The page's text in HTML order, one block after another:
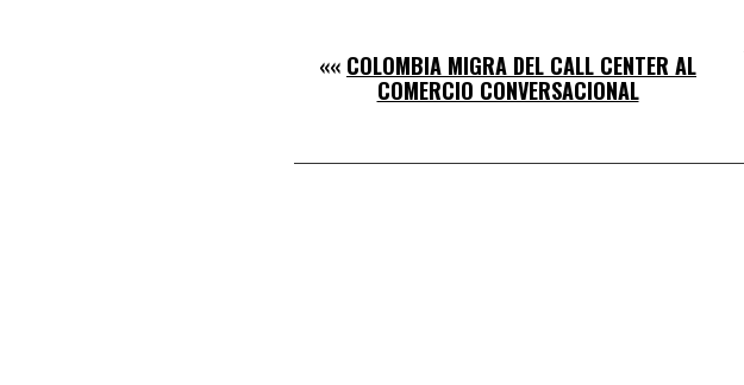
«« COLOMBIA MIGRA DEL CALL CENTER AL
COMERCIO CONVERSACIONAL